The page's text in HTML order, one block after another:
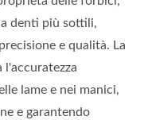
denti più sottili,
e qualità. La
l'accuratezza
lame e nei manici,
e garantendo